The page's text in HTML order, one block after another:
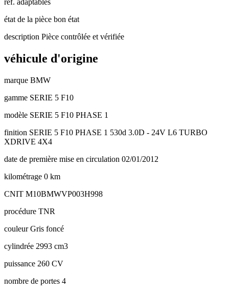
réf. adaptables
état de la pièce bon état
description Pièce contrôlée et vérifiée
véhicule d'origine
marque BMW
gamme SERIE 5 F10
modèle SERIE 5 F10 PHASE 1
finition SERIE 5 F10 PHASE 1 530d 3.0D - 24V L6 TURBO
XDRIVE 4X4
date de première mise en circulation 02/01/2012
kilométrage 0 km
CNIT M10BMWVP003H998
procédure TNR
couleurGris foncé
cylindrée 2993 cm3
puissance 260 CV
nombre de portes 4